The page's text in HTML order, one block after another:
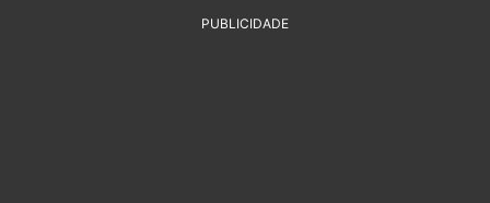
PUBLICIDADE